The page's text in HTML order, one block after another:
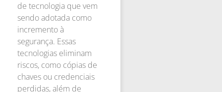
de tecnologia que vem
sendo adotada como
incremento à
segurança. Essas
tecnologias eliminam
riscos, como cópias de
chaves ou credenciais
perdidas, além de